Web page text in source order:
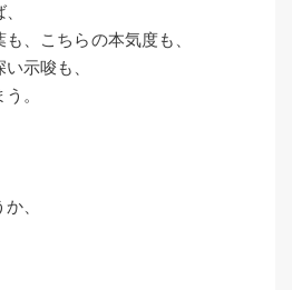
、こちらの本気度も、
示唆も、
。
、